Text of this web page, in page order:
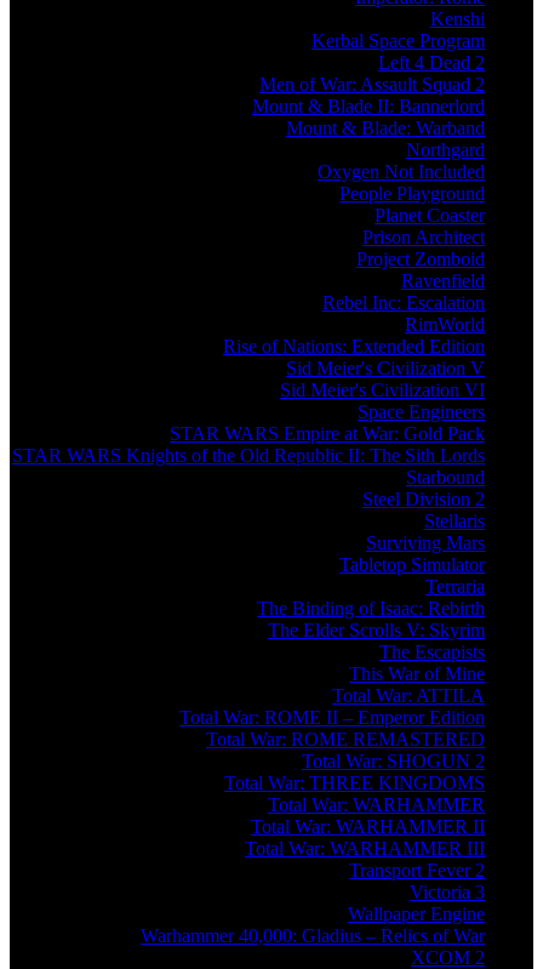
Kenshi
Kerbal Space Program
Left 4 Dead 2
Men of War: Assault Squad 2
Mount & Blade II: Bannerlord
Mount & Blade: Warband
Northgard
Oxygen Not Included
People Playground
Planet Coaster
Prison Architect
Project Zomboid
Ravenfield
Rebel Inc: Escalation
RimWorld
Rise of Nations: Extended Edition
Sid Meier's Civilization V
Sid Meier's Civilization VI
Space Engineers
STAR WARS Empire at War: Gold Pack
STAR WARS Knights of the Old Republic II: The Sith Lords
Starbound
Steel Division 2
Stellaris
Surviving Mars
Tabletop Simulator
Terraria
The Binding of Isaac: Rebirth
The Elder Scrolls V: Skyrim
The Escapists
This War of Mine
Total War: ATTILA
Total War: ROME II – Emperor Edition
Total War: ROME REMASTERED
Total War: SHOGUN 2
Total War: THREE KINGDOMS
Total War: WARHAMMER
Total War: WARHAMMER II
Total War: WARHAMMER III
Transport Fever 2
Victoria 3
Wallpaper Engine
Warhammer 40,000: Gladius – Relics of War
XCOM 2